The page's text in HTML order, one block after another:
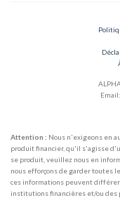
Attention : Nous n'exigeons en
produit financier, qu'il s'agisse
se produit, veuillez nous en
nous efforçons de garder toutes
ces informations peuvent
institutions financières et/ou